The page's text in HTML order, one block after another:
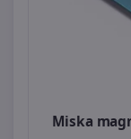
Miska